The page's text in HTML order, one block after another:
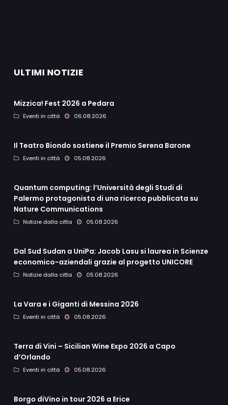
ULTIMI NOTIZIE
Mizzica! Fest 2026 a Pedara
Eventi in città 06.08.2026
Il Teatro Biondo sostiene il Premio Serena Barone
Eventi in città 05.08.2026
Quantum computing: l’Università degli Studi di
Palermo protagonista di una ricerca pubblicata su
Nature Communications
Notizie dalla citta 05.08.2026
Dal Sud Sudan a UniPa: Jacob Lasu si laurea in Scienze
economico-aziendali grazie al progetto UNICORE
Notizie dalla citta 05.08.2026
La Vara e i Giganti di Messina 2026
Eventi in città 05.08.2026
Terra di Vini – Sicilian Wine Expo 2026 a Capo
d’Orlando
Eventi in città 05.08.2026
Borgo diVino in tour 2026 a Erice